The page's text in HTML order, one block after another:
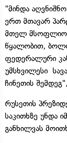
"მინდა
ერთ მთავარ
მთელ
წყალობით,
ფედერალური
უმსხვილესი
ჩინეთის
რუსეთის
საკითხზე უნდა
განხილვას